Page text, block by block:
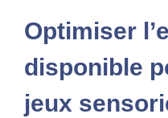
Optimiser
disponible
jeux